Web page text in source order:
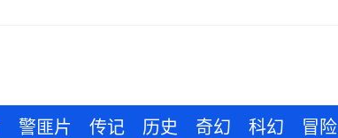
警匪片 传记 历史 奇幻 科幻 冒险